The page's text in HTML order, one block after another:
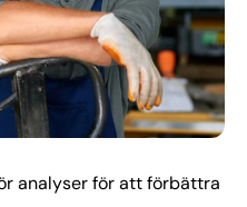
analyser för att förbättra